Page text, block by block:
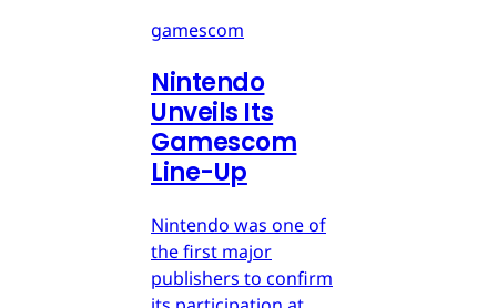
gamescom
Nintendo
Unveils Its
Gamescom
Line-Up
Nintendo was one of
the first major
publishers to confirm